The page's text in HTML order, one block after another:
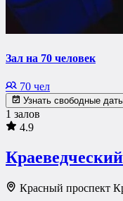
Зал на 70 человек
70 чел
Узнать свободные
1 залов
4.9
Красный проспект